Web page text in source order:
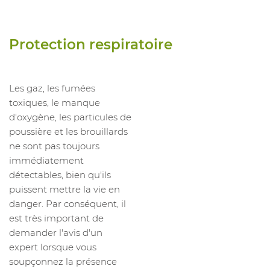
Protection respiratoire
Les gaz, les fumées
toxiques, le manque
d'oxygène, les particules de
poussière et les brouillards
ne sont pas toujours
immédiatement
détectables, bien qu'ils
puissent mettre la vie en
danger. Par conséquent, il
est très important de
demander l'avis d'un
expert lorsque vous
soupçonnez la présence